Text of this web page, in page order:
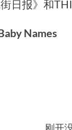
日报》和
Names